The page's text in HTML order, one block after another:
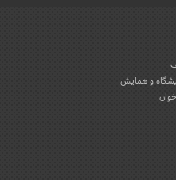
و همایش